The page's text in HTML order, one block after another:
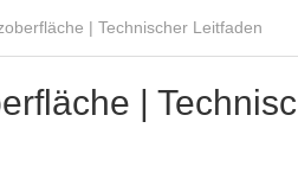
| Technischer Leitfaden
|